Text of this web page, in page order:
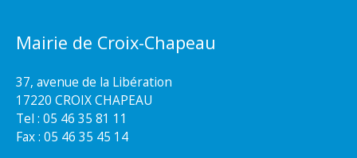
Mairie de Croix-Chapeau
37, avenue de la Libération
17220 CROIX CHAPEAU
Tel : 05 46 35 81 11
Fax : 05 46 35 45 14